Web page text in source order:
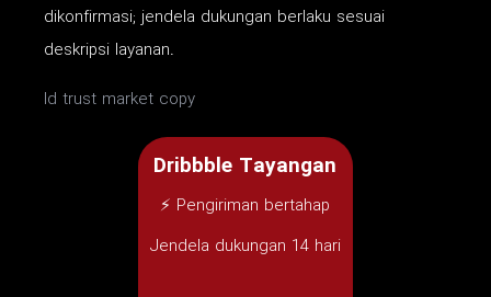
dikonfirmasi; jendela dukungan berlaku sesuai
deskripsi layanan.
Id trust market copy
Dribbble Tayangan
⚡ Pengiriman bertahap
Jendela dukungan 14 hari